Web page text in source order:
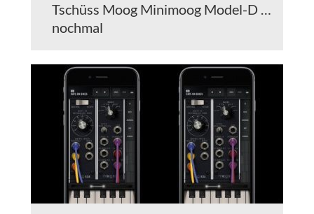
Tschüss Moog Minimoog Model-D …
nochmal